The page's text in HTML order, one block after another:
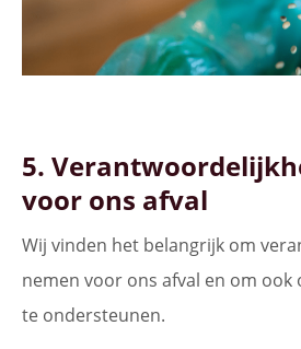
5.
voor ons afval
Wij vinden het belangrijk om
nemen voor ons afval en om ook
te ondersteunen.